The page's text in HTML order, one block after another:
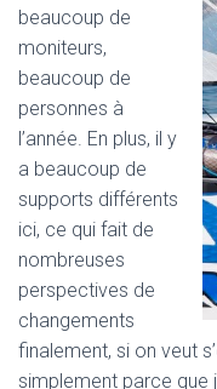
beaucoup de
moniteurs,
beaucoup de
personnes à
l’année. En plus, il y
a beaucoup de
supports différents
ici, ce qui fait de
nombreuses
perspectives de
changements
finalement, si on veut
simplement parce que